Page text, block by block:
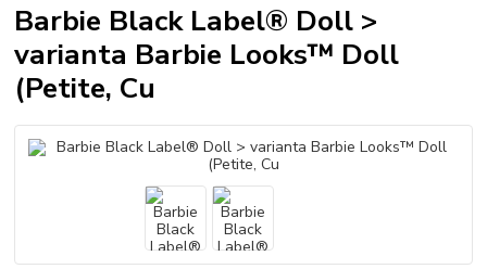
Barbie Black Label® Doll >
varianta Barbie Looks™ Doll
(Petite, Cu